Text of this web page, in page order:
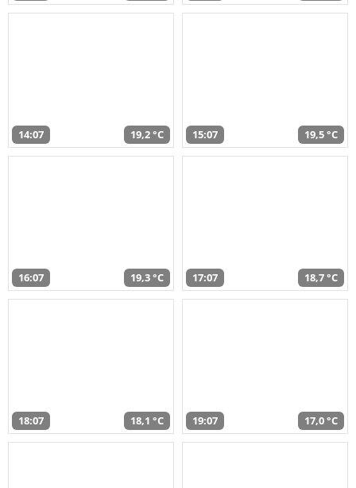
14:07 19,2 °C 15:07 19,5 °C
16:07 19,3 °C 17:07 18,7 °C
18:07 18,1 °C 19:07 17,0 °C